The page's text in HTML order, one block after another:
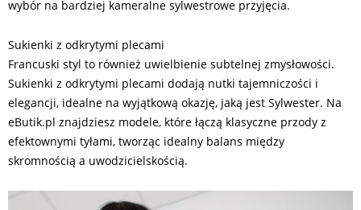
wybór na bardziej kameralne sylwestrowe przyjęcia.
Sukienki z odkrytymi plecami
Francuski styl to również uwielbienie subtelnej zmysłowości.
Sukienki z odkrytymi plecami dodają nutki tajemniczości i
elegancji, idealne na wyjątkową okazję, jaką jest Sylwester. Na
eButik.pl znajdziesz modele, które łączą klasyczne przody z
efektownymi tyłami, tworząc idealny balans między
skromnością a uwodzicielskością.